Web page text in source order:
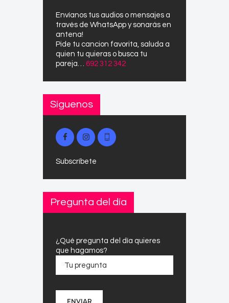
Envíanos tus audios o mensajes a
través de WhatsApp y sonarás en
antena!
Pide tu cancion favorita, saluda a
quien tu quieras o busca tu
pareja… 692 312 342
Síguenos
Subscríbete
Pregunta del día
¿Qué pregunta del día quieres
que hagamos?